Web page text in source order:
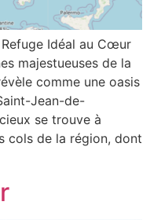
Idéal au Cœur
majestueuses de la
comme une oasis
Jean-de-
se trouve à
cols de la région, dont